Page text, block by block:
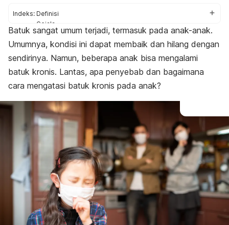
Indeks: Definisi
Gejala
Penyebab
Diagnosis
Pengobatan
Batuk sangat umum terjadi, termasuk pada anak-anak.
Umumnya, kondisi ini dapat membaik dan hilang dengan
sendirinya. Namun, beberapa anak bisa mengalami
batuk kronis. Lantas, apa penyebab dan bagaimana
cara mengatasi batuk kronis pada anak?